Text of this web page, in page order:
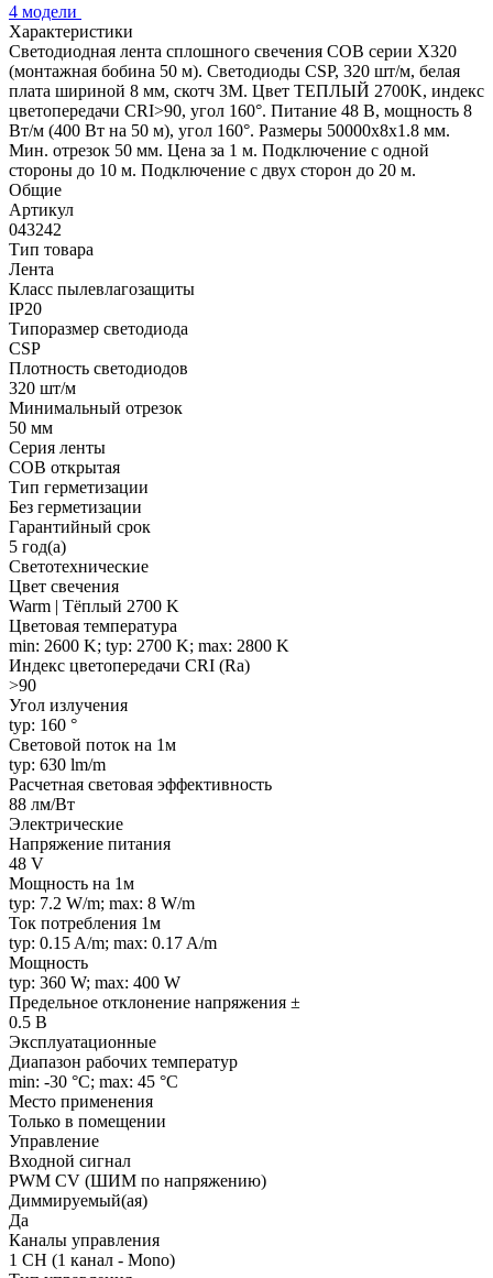
4 модели
Характеристики
Светодиодная лента сплошного свечения COB серии X320
(монтажная бобина 50 м). Светодиоды CSP, 320 шт/м, белая
плата шириной 8 мм, скотч 3M. Цвет ТЕПЛЫЙ 2700K, индекс
цветопередачи CRI>90, угол 160°. Питание 48 В, мощность 8
Вт/м (400 Вт на 50 м), угол 160°. Размеры 50000х8х1.8 мм.
Мин. отрезок 50 мм. Цена за 1 м. Подключение с одной
стороны до 10 м. Подключение с двух сторон до 20 м.
Общие
Артикул
043242
Тип товара
Лента
Класс пылевлагозащиты
IP20
Типоразмер светодиода
CSP
Плотность светодиодов
320 шт/м
Минимальный отрезок
50 мм
Серия ленты
COB открытая
Тип герметизации
Без герметизации
Гарантийный срок
5 год(а)
Светотехнические
Цвет свечения
Warm | Тёплый 2700 K
Цветовая температура
min: 2600 K; typ: 2700 K; max: 2800 K
Индекс цветопередачи CRI (Ra)
>90
Угол излучения
typ: 160 °
Световой поток на 1м
typ: 630 lm/m
Расчетная световая эффективность
88 лм/Вт
Электрические
Напряжение питания
48 V
Мощность на 1м
typ: 7.2 W/m; max: 8 W/m
Ток потребления 1м
typ: 0.15 A/m; max: 0.17 A/m
Мощность
typ: 360 W; max: 400 W
Предельное отклонение напряжения ±
0.5 В
Эксплуатационные
Диапазон рабочих температур
min: -30 °C; max: 45 °C
Место применения
Только в помещении
Управление
Входной сигнал
PWM СV (ШИМ по напряжению)
Диммируемый(ая)
Да
Каналы управления
1 CH (1 канал - Mono)